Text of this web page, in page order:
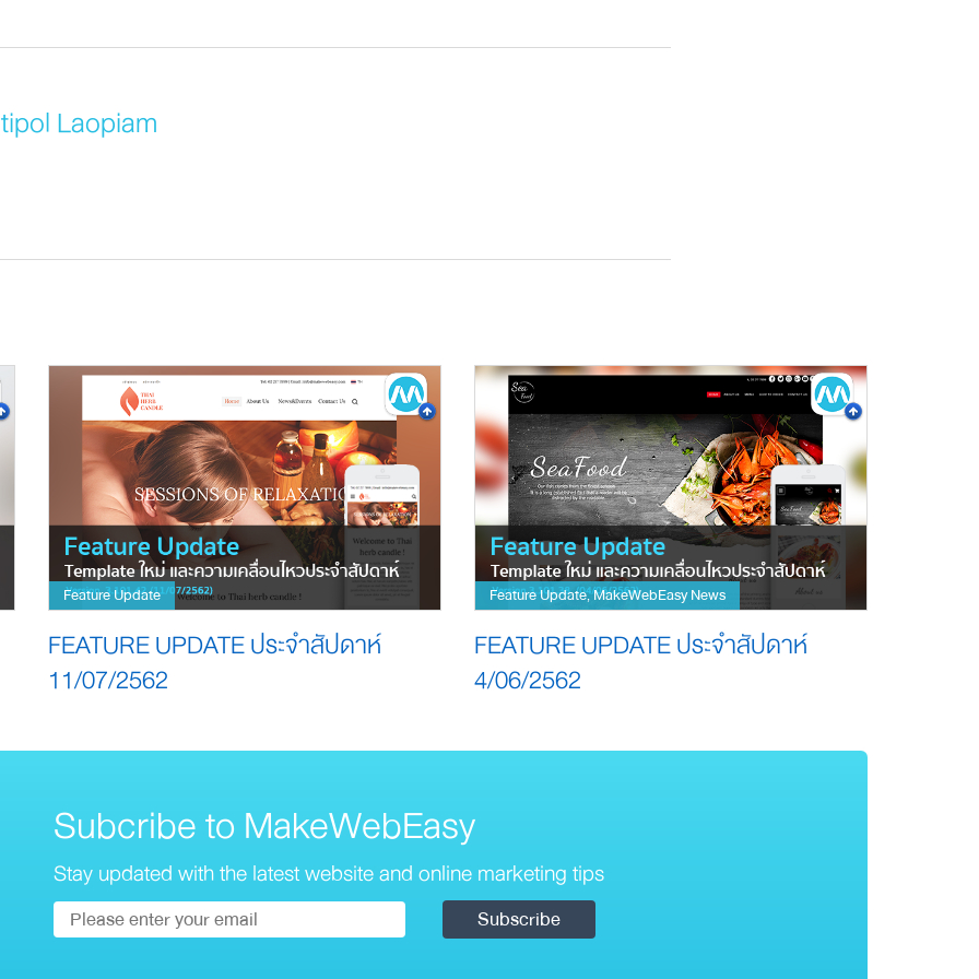
Laopiam
Feature Update
FEATURE UPDATE ประจำสัปดาห์
11/07/2562
Feature Update,MakeWebEasy News
FEATURE UPDATE ประจำสัปดาห์
4/06/2562
Subcribe to MakeWebEasy
Stay updated with the latest website and online marketing tips